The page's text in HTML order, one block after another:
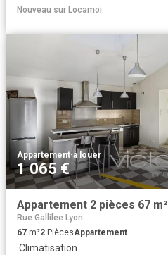
Nouveau sur Locamoi
Appartement·à louer
1 065 €
Appartement 2 pièces 67 m²
Rue Gallilee Lyon
67 m²2 PiècesAppartement
·Climatisation